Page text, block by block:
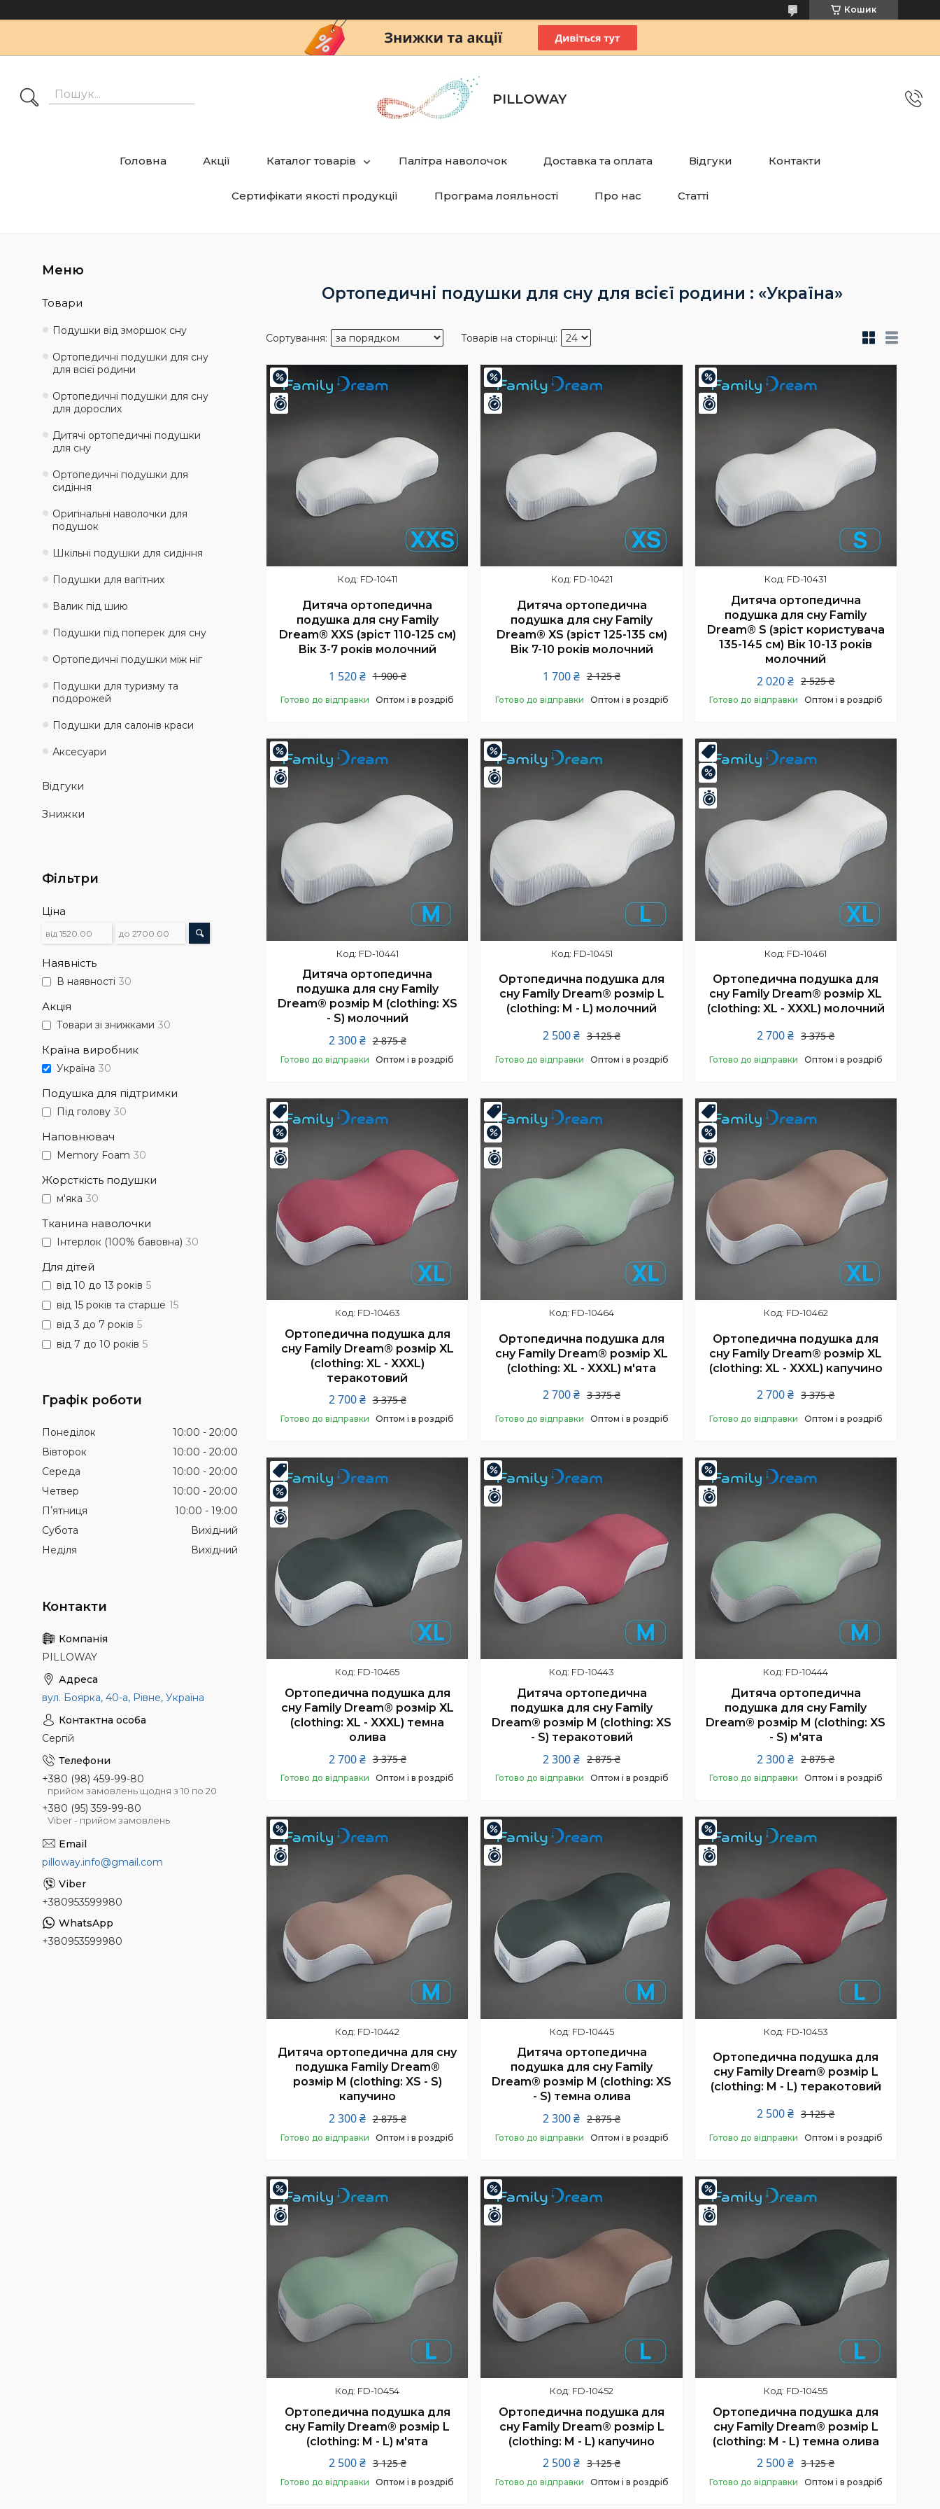
Кошик
PILLOWAY
Головна Акції Каталог товарів Палітра наволочок Доставка та оплата Відгуки Контакти
Сертифікати якості продукції Програма лояльності Про нас Статті
Ортопедичні подушки для сну для всієї родини : «Україна»
–20%
FD-10411
Дитяча ортопедична
подушка для сну Family
Dream® XXS (зріст 110-125 см)
Вік 3-7 років молочний
1 900 ₴
1 520 ₴
Готово до відправки Оптом і в роздріб
–20%
FD-10421
Дитяча ортопедична
подушка для сну Family
Dream® XS (зріст 125-135 см)
Вік 7-10 років молочний
2 125 ₴
1 700 ₴
Готово до відправки Оптом і в роздріб
–20%
FD-10431
Дитяча ортопедична
подушка для сну Family
Dream® S (зріст користувача
135-145 см) Вік 10-13 років
молочний
2 525 ₴
2 020 ₴
Готово до відправки Оптом і в роздріб
–20%
FD-10441
Дитяча ортопедична
подушка для сну Family
Dream® розмір M (clothing: XS
- S) молочний
2 875 ₴
2 300 ₴
Готово до відправки Оптом і в роздріб
–20%
FD-10451
Ортопедична подушка для
сну Family Dream® розмір L
(clothing: M - L) молочний
3 125 ₴
2 500 ₴
Готово до відправки Оптом і в роздріб
Топ
FD-10461
Ортопедична подушка для
сну Family Dream® розмір XL
(clothing: XL - XXXL) молочний
3 375 ₴
2 700 ₴
Готово до відправки Оптом і в роздріб
Топ
Залишилось 24 дні
FD-10463
Ортопедична подушка для
сну Family Dream® розмір XL
(clothing: XL - XXXL)
теракотовий
3 375 ₴
2 700 ₴
Готово до відправки Оптом і в роздріб
Топ
Залишилось 24 дні
FD-10464
Ортопедична подушка для
сну Family Dream® розмір XL
(clothing: XL - XXXL) м'ята
3 375 ₴
2 700 ₴
Готово до відправки Оптом і в роздріб
Топ
FD-10462
Ортопедична подушка для
сну Family Dream® розмір XL
(clothing: XL - XXXL) капучино
3 375 ₴
2 700 ₴
Готово до відправки Оптом і в роздріб
Топ
FD-10465
Ортопедична подушка для
сну Family Dream® розмір XL
(clothing: XL - XXXL) темна
олива
3 375 ₴
2 700 ₴
Готово до відправки Оптом і в роздріб
–20%
FD-10443
Дитяча ортопедична
подушка для сну Family
Dream® розмір M (clothing: XS
- S) теракотовий
2 875 ₴
2 300 ₴
Готово до відправки Оптом і в роздріб
–20%
FD-10444
Дитяча ортопедична
подушка для сну Family
Dream® розмір M (clothing: XS
- S) м'ята
2 875 ₴
2 300 ₴
Готово до відправки Оптом і в роздріб
–20%
FD-10442
Дитяча ортопедична для сну
подушка Family Dream®
розмір M (clothing: XS - S)
капучино
2 875 ₴
2 300 ₴
Готово до відправки Оптом і в роздріб
–20%
FD-10445
Дитяча ортопедична
подушка для сну Family
Dream® розмір M (clothing: XS
- S) темна олива
2 875 ₴
2 300 ₴
Готово до відправки Оптом і в роздріб
–20%
FD-10453
Ортопедична подушка для
сну Family Dream® розмір L
(clothing: M - L) теракотовий
3 125 ₴
2 500 ₴
Готово до відправки Оптом і в роздріб
FD-10454
Ортопедична подушка для
сну Family Dream® розмір L
(clothing: M - L) м'ята
3 125 ₴
2 500 ₴
Готово до відправки Оптом і в роздріб
FD-10452
Ортопедична подушка для
сну Family Dream® розмір L
(clothing: M - L) капучино
3 125 ₴
2 500 ₴
Готово до відправки Оптом і в роздріб
FD-10455
Ортопедична подушка для
сну Family Dream® розмір L
(clothing: M - L) темна олива
3 125 ₴
2 500 ₴
Готово до відправки Оптом і в роздріб
Товари
Подушки від зморшок сну
Ортопедичні подушки для сну
для всієї родини
Ортопедичні подушки для сну
для дорослих
Дитячі ортопедичні подушки
для сну
Ортопедичні подушки для
сидіння
Оригінальні наволочки для
подушок
Шкільні подушки для сидіння
Подушки для вагітних
Валик під шию
Подушки під поперек для сну
Ортопедичні подушки між ніг
Подушки для туризму та
подорожей
Подушки для салонів краси
Аксесуари
Відгуки
Знижки
Фільтри
Ціна
Наявність
В наявності 30
Акція
Товари зі знижками 30
Країна виробник
Україна 30
Подушка для підтримки
Під голову 30
Наповнювач
Memory Foam 30
Жорсткість подушки
м'яка 30
Тканина наволочки
Інтерлок (100% бавовна) 30
Для дітей
від 10 до 13 років 5
від 15 років та старше 15
від 3 до 7 років 5
від 7 до 10 років 5
Графік роботи
Понеділок 10:00
20:00
Вівторок
10:00
20:00
Середа
10:00
20:00
Четвер
10:00
20:00
Пʼятниця
10:00
19:00
Субота
Вихідний
Неділя
Вихідний
PILLOWAY
вул. Боярка, 40-а, Рівне, Україна
Сергій
+380 (98) 459-99-80
прийом замовлень щодня з 10 по 20
+380 (95) 359-99-80
Viber - прийом замовлень
pilloway.info@gmail.com
+380953599980
+380953599980